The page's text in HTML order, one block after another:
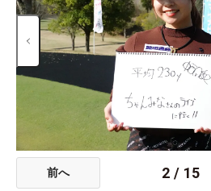
前へ 2 / 15